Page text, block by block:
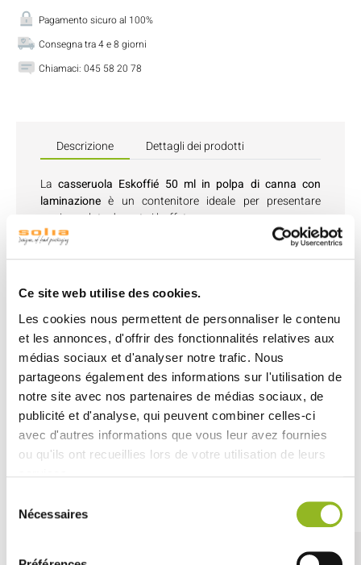
Ce site web utilise des cookies.
Les cookies nous permettent de personnaliser le contenu
et les annonces, d'offrir des fonctionnalités relatives aux
médias sociaux et d'analyser notre trafic. Nous
partageons également des informations sur l'utilisation de
notre site avec nos partenaires de médias sociaux, de
publicité et d'analyse, qui peuvent combiner celles-ci
avec d'autres informations que vous leur avez fournies
ou qu'ils ont recueillies lors de votre utilisation de leurs
Nécessaires
Pagamento sicuro al 100%
Consegna tra 4 e 8 giorni
Chiamaci: 045 58 20 78
Descrizione Dettagli dei prodotti
Lacasseruola Eskoffié 50 ml in polpa di canna con
laminazione è un contenitore ideale per presentare
verrine salate durante i buffet.
Grazie alla sua composizione in polpa di canna, questa
congelatore, garantendo così una conservazione
efficace degli alimenti.
Inoltre, questa casseruola è progettata appositamente
per unutilizzo in forno fino a 100°Ce nelmicroonde
permettendoti di riscaldare rapidamente e facilmente i
tuoi piatti.